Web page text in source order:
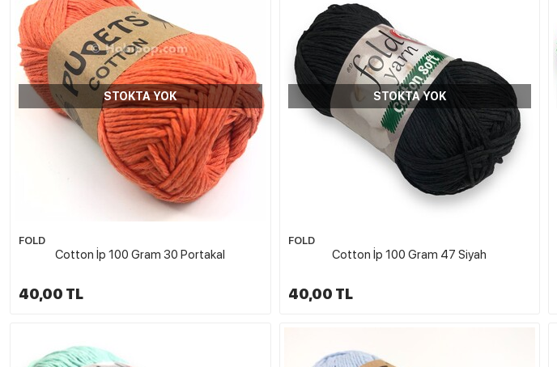
STOKTA YOK
FOLD
Cotton İp 100 Gram 30 Portakal
40,00 TL
STOKTA YOK
FOLD
Cotton İp 100 Gram 47 Siyah
40,00 TL